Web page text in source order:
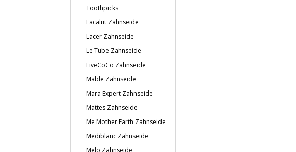
Toothpicks
Lacalut Zahnseide
Lacer Zahnseide
Le Tube Zahnseide
LiveCoCo Zahnseide
Mable Zahnseide
Mara Expert Zahnseide
Mattes Zahnseide
Me Mother Earth Zahnseide
Mediblanc Zahnseide
Melo Zahnseide